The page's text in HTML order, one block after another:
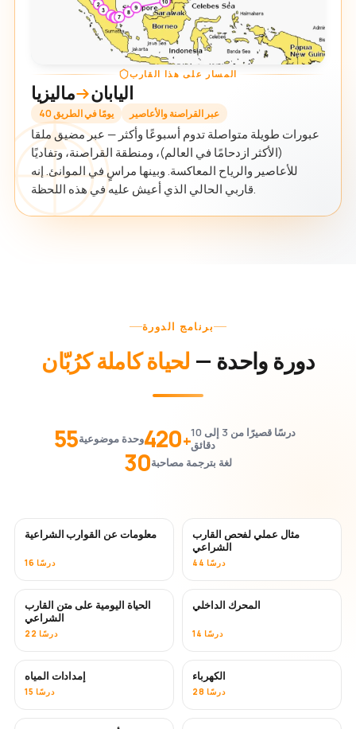
المسار على هذا القارب
ماليزيا اليابان
40 يومًا في الطريق عبر القراصنة والأعاصير
عبورات طويلة متواصلة تدوم أسبوعًا وأكثر — عبر مضيق ملقا
(الأكثر ازدحامًا في العالم)، ومنطقة القراصنة، وتفاديًا
للأعاصير والرياح المعاكسة. وبينها مراسٍ في الموانئ. إنه
قاربي الحالي الذي أعيش عليه في هذه اللحظة.
برنامج الدورة
دورة واحدة — لحياة كاملة كرُبّان
55وحدة موضوعية420+درسًا قصيرًا من 3 إلى 10
دقائق
30لغة بترجمة مصاحبة
معلومات عن القوارب الشراعية
16 درسًا
مثال عملي لفحص القارب
الشراعي
44 درسًا
الحياة اليومية على متن القارب
الشراعي
22 درسًا
المحرك الداخلي
14 درسًا
إمدادات المياه
15 درسًا
الكهرباء
28 درسًا